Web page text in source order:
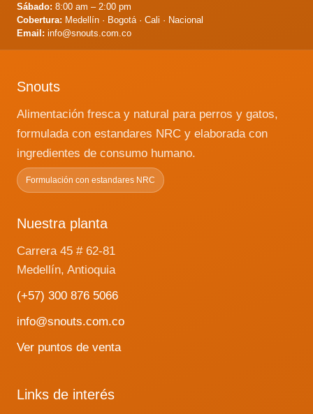
Sábado: 8:00 am – 2:00 pm
Cobertura: Medellín · Bogotá · Cali · Nacional
Email: info@snouts.com.co
Snouts
Alimentación fresca y natural para perros y gatos,
formulada con estandares NRC y elaborada con
ingredientes de consumo humano.
Formulación con estandares NRC
Nuestra planta
Carrera 45 # 62-81
Medellín, Antioquia
(+57) 300 876 5066
info@snouts.com.co
Ver puntos de venta
Links de interés